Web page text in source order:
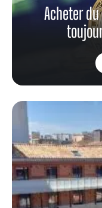
Acheter